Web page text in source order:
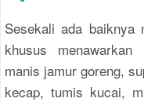
Sesekali ada baiknya
khusus
manis jamur goreng,
kecap, tumis kucai,